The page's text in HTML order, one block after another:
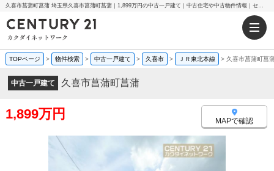
久喜市菖蒲町菖蒲 埼玉県久喜市菖蒲町菖蒲｜1,899万円の中古一戸建て｜中古住宅や中古物件情報｜センチュリー21カクダイネットワーク
TOPページ > 物件検索 > 中古一戸建て > 久喜市 > ＪＲ東北本線 > 久喜市菖蒲町菖
中古一戸建て 久喜市菖蒲町菖蒲
1,899万円 MAPで確認